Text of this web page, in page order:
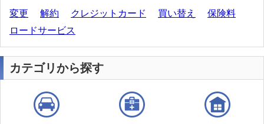
変更 解約 クレジットカード 買い替え
保険料
ロードサービス
カテゴリから探す